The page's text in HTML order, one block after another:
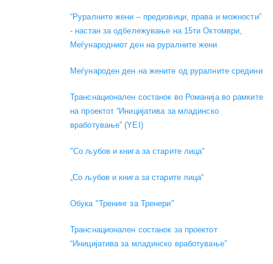
“Руралните жени – предизвици, права и можности”
- настан за одбележување на 15ти Октомври,
Меѓународниот ден на руралните жени
Меѓународен ден на жените од руралните средини
Транснационален состанок во Романија во рамките
на проектот “Иницијатива за младинско
вработување” (YEI)
"Со љубов и книга за старите лица"
„Со љубов и книга за старите лица“
Обука "Тренинг за Тренери"
Транснационален состанок за проектот
“Иницијатива за младинско вработување”